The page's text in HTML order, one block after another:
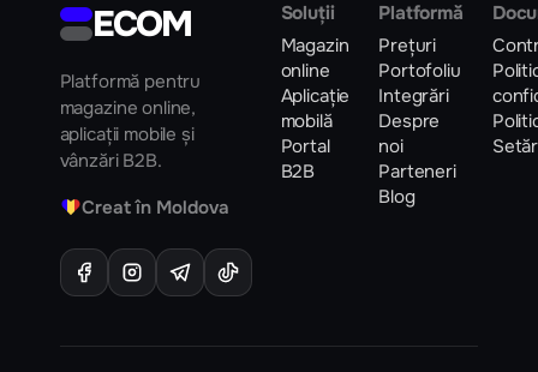
ECOM
Platformă pentru
magazine online,
aplicații mobile și
vânzări B2B.
♥Creat în Moldova
Soluții
Magazin
online
Aplicație
mobilă
Portal
B2B
Platformă
Prețuri
Portofoliu
Integrări
Despre
noi
Parteneri
Blog